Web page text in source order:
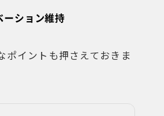
ーション維持
ポイントも押さえておきま